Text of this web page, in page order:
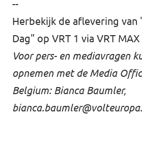
--
Herbekijk de aflevering van
Dag" op VRT 1 via VRT MAX
Voor pers- en mediavragen
opnemen met de Media
Belgium: Bianca Baumler,